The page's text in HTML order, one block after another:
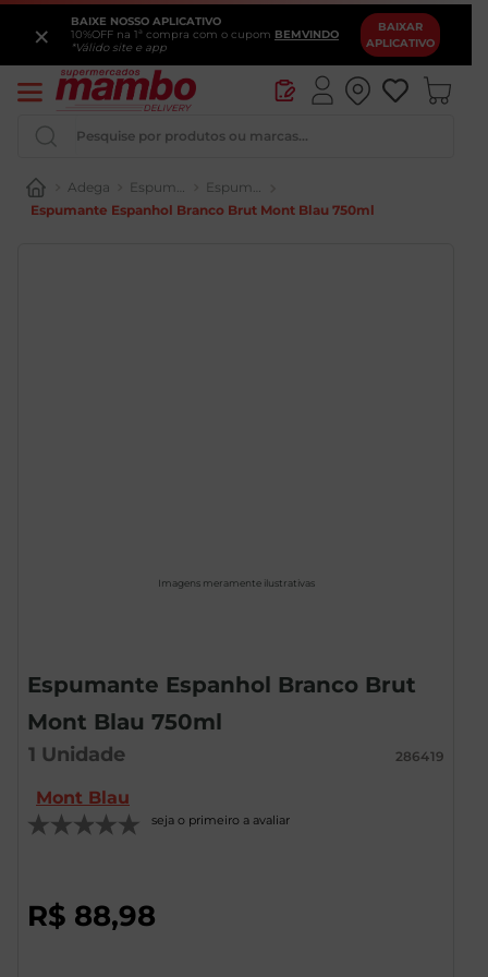
BAIXE NOSSO APLICATIVO
10%OFF na 1ª compra com o cupom BEMVINDO
*Válido site e app
BAIXAR
APLICATIVO
×
Pesquise por produtos ou marcas...
Adega Espumantes
Espumante
Espumante Espanhol Branco Brut Mont Blau 750ml
Imagens meramente ilustrativas
Espumante Espanhol Branco Brut
Mont Blau 750ml
1 Unidade 286419
Mont Blau
seja o primeiro a avaliar
R$ 88,98
Queijo